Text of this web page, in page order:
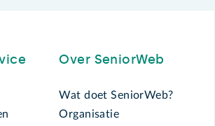
Over SeniorWeb
Wat doet SeniorWeb?
Organisatie